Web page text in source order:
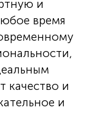
и
время
качество и
и